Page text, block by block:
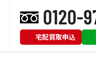
宅配買取申込